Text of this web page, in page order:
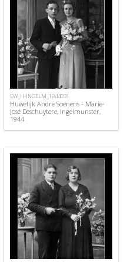
EW_H-INGELM_1944031
Huwelijk André Soenens - Marie-
José Deschuytere, Ingelmunster,
1944